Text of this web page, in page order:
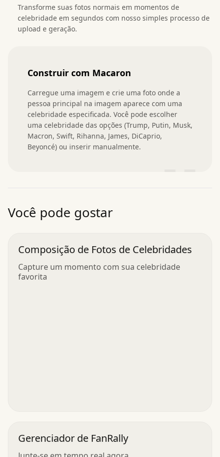
Transforme suas fotos normais em momentos de
celebridade em segundos com nosso simples processo de
upload e geração.
Construir com Macaron
Carregue uma imagem e crie uma foto onde a
pessoa principal na imagem aparece com uma
celebridade especificada. Você pode escolher
uma celebridade das opções (Trump, Putin, Musk,
Macron, Swift, Rihanna, James, DiCaprio,
Beyoncé) ou inserir manualmente.
Você pode gostar
Composição de Fotos de Celebridades
Capture um momento com sua celebridade
favorita
Gerenciador de FanRally